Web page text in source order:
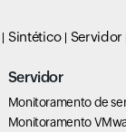
Sintético Servidor
Servidor
Monitoramento de
Monitoramento